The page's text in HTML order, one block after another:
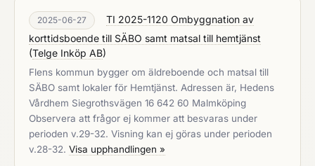
2025-06-27
TI 2025-1120 Ombyggnation av
korttidsboende till SÄBO samt matsal till hemtjänst
(Telge Inköp AB)
Flens kommun bygger om äldreboende och matsal till
SÄBO samt lokaler för Hemtjänst. Adressen är, Hedens
Vårdhem Siegrothsvägen 16 642 60 Malmköping
Observera att frågor ej kommer att besvaras under
perioden v.29-32. Visning kan ej göras under perioden
v.28-32. Visa upphandlingen »